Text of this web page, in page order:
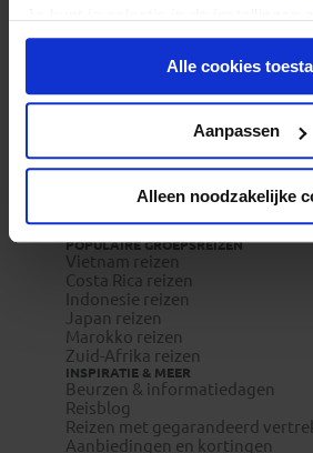
onder aan de pagina op elk gewenst
toekomst wijzigen.Alle cookies
Aanpassen
Alleen noodzakelijke
Waarom Koning Aap?
Bestemmingen
Vacatures
Reisverzekeringen
REISTYPES
Groepsreizen
Pioniersreizen
Familiereizen 6+
POPULAIRE GROEPSREIZEN
Vietnam reizen
Costa Rica reizen
Indonesie reizen
Japan reizen
Marokko reizen
Zuid-Afrika reizen
INSPIRATIE & MEER
Beurzen & informatiedagen
Reisblog
Reizen met gegarandeerd
Aanbiedingen en kortingen